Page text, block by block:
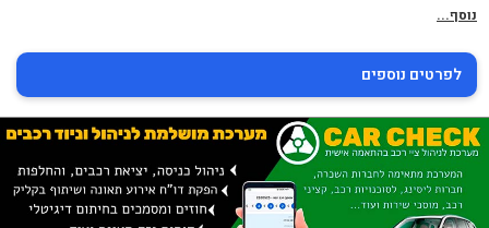
נוסף...
לפרטים נוספים